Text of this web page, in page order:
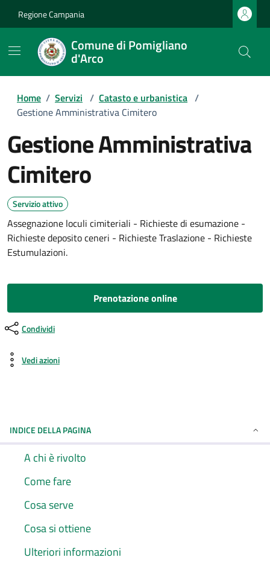
Regione Campania
Comune di Pomigliano
d'Arco
Home / Servizi / Catasto e urbanistica /
Gestione Amministrativa Cimitero
Gestione Amministrativa
Cimitero
Servizio attivo
Assegnazione loculi cimiteriali - Richieste di esumazione -
Richieste deposito ceneri - Richieste Traslazione - Richieste
Estumulazioni.
Prenotazione online
Condividi
Vedi azioni
INDICE DELLA PAGINA
A chi è rivolto
Come fare
Cosa serve
Cosa si ottiene
Ulteriori informazioni